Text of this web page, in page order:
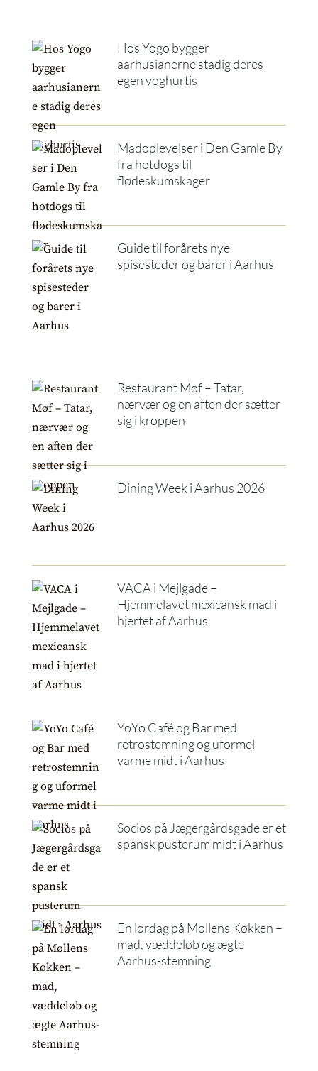
Hos Yogo bygger
aarhusianerne stadig deres
egen yoghurtis
Madoplevelser i Den Gamle By
fra hotdogs til
flødeskumskager
Guide til forårets nye
spisesteder og barer i Aarhus
Restaurant Møf – Tatar,
nærvær og en aften der sætter
sig i kroppen
Dining Week i Aarhus 2026
VACA i Mejlgade –
Hjemmelavet mexicansk mad i
hjertet af Aarhus
YoYo Café og Bar med
retrostemning og uformel
varme midt i Aarhus
Socios på Jægergårdsgade er et
spansk pusterum midt i Aarhus
En lørdag på Møllens Køkken –
mad, væddeløb og ægte
Aarhus-stemning